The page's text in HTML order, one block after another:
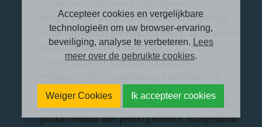
Braad- kook- koek- en wokpannen aanwezig.
Ruim voldoende servies, glaswerk, snijplanken,
brood/vleesmessen aanwezig
Iedere huurder kan gebruik maken en is
speeltuintje, 3 jeu de boules banen,
tafeltennistafel, fitness apparaten en het grote
parkzwembad met peutergedeelte, loungehoek
Accepteer cookies en vergelijkbare
technologieën om uw browser-ervaring,
beveiliging, analyse te verbeteren. Lees
meer over de gebruikte cookies.
Weiger Cookies Ik accepteer cookies